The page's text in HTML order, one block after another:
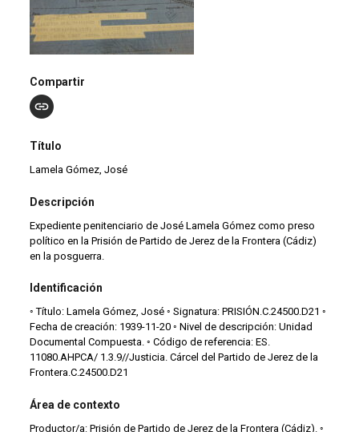
Compartir
Título
Lamela Gómez, José
Descripción
Expediente penitenciario de José Lamela Gómez como preso
político en la Prisión de Partido de Jerez de la Frontera (Cádiz)
en la posguerra.
Identificación
◦ Título: Lamela Gómez, José ◦ Signatura: PRISIÓN.C.24500.D21 ◦
Fecha de creación: 1939-11-20 ◦ Nivel de descripción: Unidad
Documental Compuesta. ◦ Código de referencia: ES.
11080.AHPCA/ 1.3.9//Justicia. Cárcel del Partido de Jerez de la
Frontera.C.24500.D21
Área de contexto
Productor/a: Prisión de Partido de Jerez de la Frontera (Cádiz). ◦